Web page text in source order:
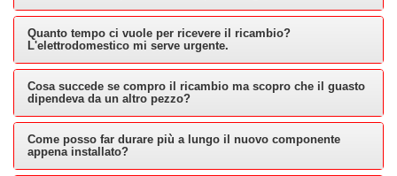
Quanto tempo ci vuole per ricevere il ricambio?
L'elettrodomestico mi serve urgente.
Cosa succede se compro il ricambio ma scopro che il guasto
dipendeva da un altro pezzo?
Come posso far durare più a lungo il nuovo componente
appena installato?